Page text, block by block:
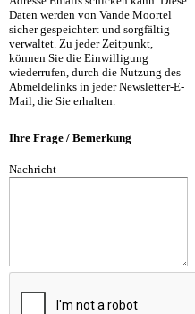
Daten werden von Vande Moortel
sicher gespeichtert und sorgfältig
verwaltet. Zu jeder Zeitpunkt,
können Sie die Einwilligung
wiederrufen, durch die Nutzung des
Abmeldelinks in jeder Newsletter-E-
Mail, die Sie erhalten.
Ihre Frage / Bemerkung
Nachricht